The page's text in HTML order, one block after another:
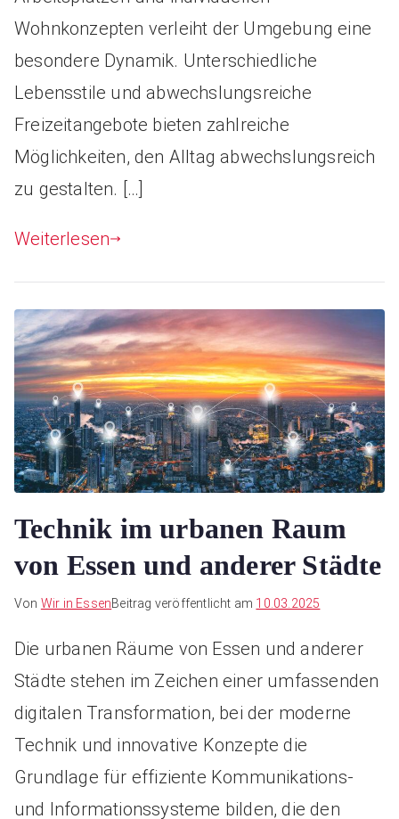
Wohnkonzepten verleiht der Umgebung eine
besondere Dynamik. Unterschiedliche
Lebensstile und abwechslungsreiche
Freizeitangebote bieten zahlreiche
Möglichkeiten, den Alltag abwechslungsreich
zu gestalten. […]
Weiterlesen
Technik im urbanen Raum
von Essen und anderer Städte
Von Wir in EssenBeitrag veröffentlicht am 10.03.2025
Die urbanen Räume von Essen und anderer
Städte stehen im Zeichen einer umfassenden
digitalen Transformation, bei der moderne
Technik und innovative Konzepte die
Grundlage für effiziente Kommunikations-
und Informationssysteme bilden, die den